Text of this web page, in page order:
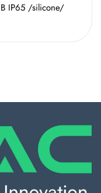
IP65 /silicone/